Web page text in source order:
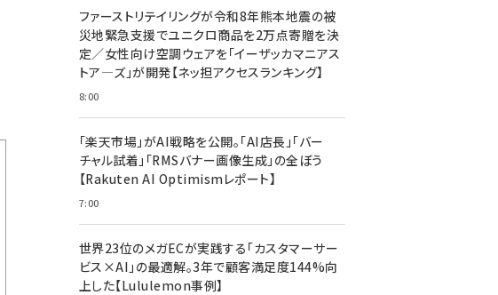
ファーストリテイリングが令和8年熊本地震の被
災地緊急支援でユニクロ商品を2万点寄贈を決
定／女性向け空調ウェアを「イーザッカマニアス
トア―ズ」が開発【ネッ担アクセスランキング】
8:00
「楽天市場」がAI戦略を公開。「AI店長」「バー
チャル試着」「RMSバナー画像生成」の全ぼう
【Rakuten AI Optimismレポート】
7:00
世界23位のメガECが実践する「カスタマーサー
ビス×AI」の最適解。3年で顧客満足度144%向
上した【Lululemon事例】